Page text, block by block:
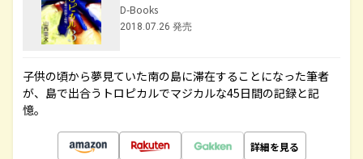
D-Books
2018.07.26 発売
子供の頃から夢見ていた南の島に滞在することになった筆者
が、島で出合うトロピカルでマジカルな45日間の記録と記
憶。
詳細を見る